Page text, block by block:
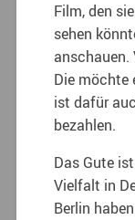
Film, den
sehen
anschauen.
Die möchte
ist dafür
bezahlen.
Das Gute
Vielfalt in
Berlin